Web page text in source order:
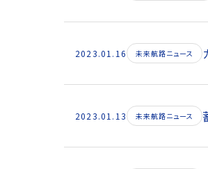
2023.01.16 未来航路ニュース
2023.01.13 未来航路ニュース